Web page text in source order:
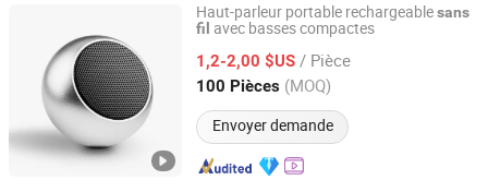
Haut-parleur portable rechargeablesans
fil avec basses compactes
1,2-2,00 $US / Pièce
100 Pièces (MOQ)
Envoyer demande
Shenzhen Aidi Xinsheng Trading Co., Ltd.
Guangdong, China Depuis 2025